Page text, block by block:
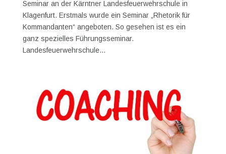
Seminar an der Kärntner Landesfeuerwehrschule in
Klagenfurt. Erstmals wurde ein Seminar „Rhetorik für
Kommandanten“ angeboten. So gesehen ist es ein
ganz spezielles Führungsseminar.
Landesfeuerwehrschule...